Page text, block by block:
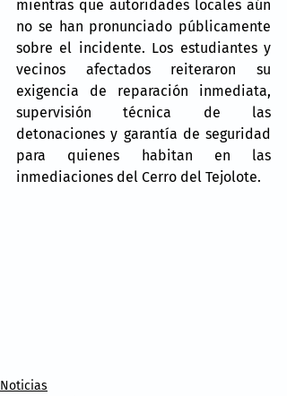
mientras que autoridades locales aún
no se han pronunciado públicamente
sobre el incidente. Los estudiantes y
vecinos afectados reiteraron su
exigencia de reparación inmediata,
supervisión técnica de las
detonaciones y garantía de seguridad
para quienes habitan en las
inmediaciones del Cerro del Tejolote.
Noticias